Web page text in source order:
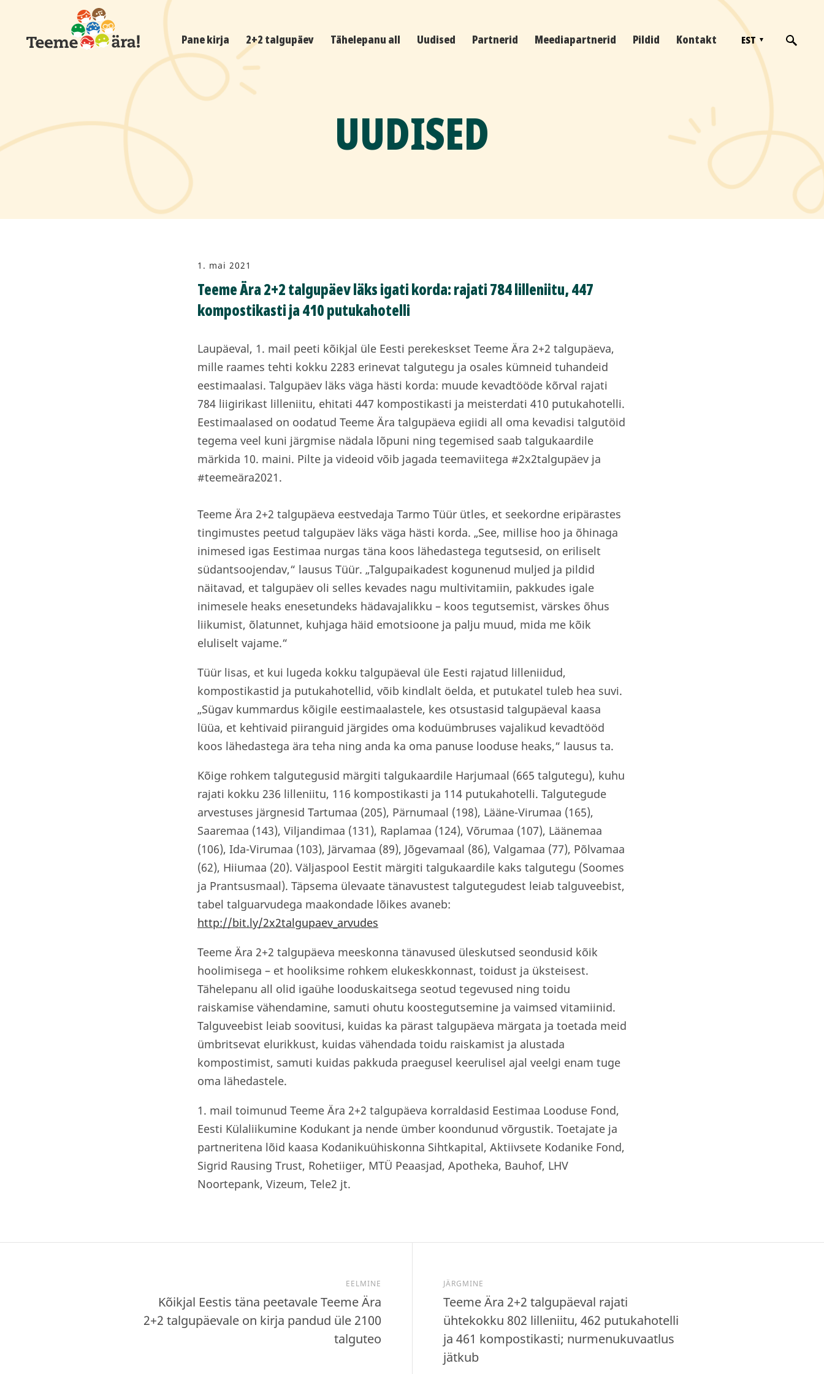
Pane kirja 2+2 talgupäev Tähelepanu all Uudised Partnerid Meediapartnerid Pildid Kontakt EST
UUDISED
1. mai 2021
Teeme Ära 2+2 talgupäev läks igati korda: rajati 784 lilleniitu, 447
kompostikasti ja 410 putukahotelli
Laupäeval, 1. mail peeti kõikjal üle Eesti perekeskset Teeme Ära 2+2 talgupäeva,
mille raames tehti kokku 2283 erinevat talgutegu ja osales kümneid tuhandeid
eestimaalasi. Talgupäev läks väga hästi korda: muude kevadtööde kõrval rajati
784 liigirikast lilleniitu, ehitati 447 kompostikasti ja meisterdati 410 putukahotelli.
Eestimaalased on oodatud Teeme Ära talgupäeva egiidi all oma kevadisi talgutöid
tegema veel kuni järgmise nädala lõpuni ning tegemised saab talgukaardile
märkida 10. maini. Pilte ja videoid võib jagada teemaviitega #2x2talgupäev ja
#teemeära2021.
Teeme Ära 2+2 talgupäeva eestvedaja Tarmo Tüür ütles, et seekordne eripärastes
tingimustes peetud talgupäev läks väga hästi korda. „See, millise hoo ja õhinaga
inimesed igas Eestimaa nurgas täna koos lähedastega tegutsesid, on eriliselt
südantsoojendav,“ lausus Tüür. „Talgupaikadest kogunenud muljed ja pildid
näitavad, et talgupäev oli selles kevades nagu multivitamiin, pakkudes igale
inimesele heaks enesetundeks hädavajalikku – koos tegutsemist, värskes õhus
liikumist, õlatunnet, kuhjaga häid emotsioone ja palju muud, mida me kõik
eluliselt vajame.“
Tüür lisas, et kui lugeda kokku talgupäeval üle Eesti rajatud lilleniidud,
kompostikastid ja putukahotellid, võib kindlalt öelda, et putukatel tuleb hea suvi.
„Sügav kummardus kõigile eestimaalastele, kes otsustasid talgupäeval kaasa
lüüa, et kehtivaid piiranguid järgides oma koduümbruses vajalikud kevadtööd
koos lähedastega ära teha ning anda ka oma panuse looduse heaks,“ lausus ta.
Kõige rohkem talgutegusid märgiti talgukaardile Harjumaal (665 talgutegu), kuhu
rajati kokku 236 lilleniitu, 116 kompostikasti ja 114 putukahotelli. Talgutegude
arvestuses järgnesid Tartumaa (205), Pärnumaal (198), Lääne-Virumaa (165),
Saaremaa (143), Viljandimaa (131), Raplamaa (124), Võrumaa (107), Läänemaa
(106), Ida-Virumaa (103), Järvamaa (89), Jõgevamaal (86), Valgamaa (77), Põlvamaa
(62), Hiiumaa (20). Väljaspool Eestit märgiti talgukaardile kaks talgutegu (Soomes
ja Prantsusmaal). Täpsema ülevaate tänavustest talgutegudest leiab talguveebist,
tabel talguarvudega maakondade lõikes avaneb:
http://bit.ly/2x2talgupaev_arvudes
Teeme Ära 2+2 talgupäeva meeskonna tänavused üleskutsed seondusid kõik
hoolimisega – et hooliksime rohkem elukeskkonnast, toidust ja üksteisest.
Tähelepanu all olid igaühe looduskaitsega seotud tegevused ning toidu
raiskamise vähendamine, samuti ohutu koostegutsemine ja vaimsed vitamiinid.
Talguveebist leiab soovitusi, kuidas ka pärast talgupäeva märgata ja toetada meid
ümbritsevat elurikkust, kuidas vähendada toidu raiskamist ja alustada
kompostimist, samuti kuidas pakkuda praegusel keerulisel ajal veelgi enam tuge
oma lähedastele.
1. mail toimunud Teeme Ära 2+2 talgupäeva korraldasid Eestimaa Looduse Fond,
Eesti Külaliikumine Kodukant ja nende ümber koondunud võrgustik. Toetajate ja
partneritena lõid kaasa Kodanikuühiskonna Sihtkapital, Aktiivsete Kodanike Fond,
Sigrid Rausing Trust, Rohetiiger, MTÜ Peaasjad, Apotheka, Bauhof, LHV
Noortepank, Vizeum, Tele2 jt.
EELMINE
Kõikjal Eestis täna peetavale Teeme Ära
2+2 talgupäevale on kirja pandud üle 2100
talguteo
JÄRGMINE
Teeme Ära 2+2 talgupäeval rajati
ühtekokku 802 lilleniitu, 462 putukahotelli
ja 461 kompostikasti; nurmenukuvaatlus
jätkub